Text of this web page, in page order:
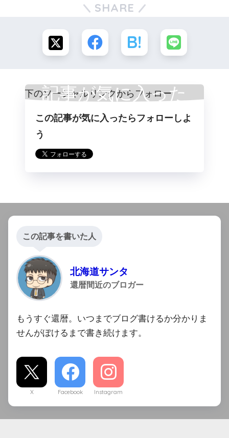
SHARE
記事が気に入った
らフォロー
この記事が気に入ったらフォローしよ
う
この記事を書いた人
北海道サンタ
還暦間近のブロガー
もうすぐ還暦。いつまでブログ書けるか分かりま
せんがぼけるまで書き続けます。
X Facebook Instagram